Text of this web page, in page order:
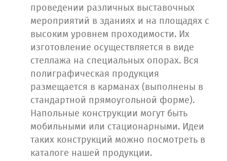
проведении различных выставочных
мероприятий в зданиях и на площадях с
высоким уровнем проходимости. Их
изготовление осуществляется в виде
стеллажа на специальных опорах. Вся
полиграфическая продукция
размещается в карманах (выполнены в
стандартной прямоугольной форме).
Напольные конструкции могут быть
мобильными или стационарными. Идеи
таких конструкций можно посмотреть в
каталоге нашей продукции.